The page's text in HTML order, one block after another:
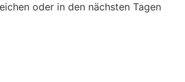
oder in den nächsten Tagen